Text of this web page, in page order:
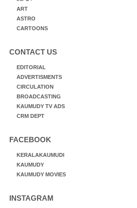
ART
ASTRO
CARTOONS
CONTACT US
EDITORIAL
ADVERTISMENTS
CIRCULATION
BROADCASTING
KAUMUDY TV ADS
CRM DEPT
FACEBOOK
KERALAKAUMUDI
KAUMUDY
KAUMUDY MOVIES
INSTAGRAM